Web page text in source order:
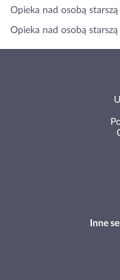
Opieka nad osobą
Opieka nad osobą
Inne